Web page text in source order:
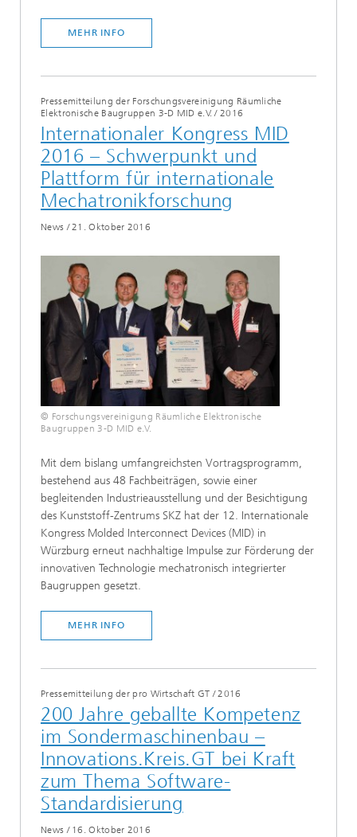
MEHR INFO
Pressemitteilung der Forschungsvereinigung Räumliche
Elektronische Baugruppen 3-D MID e.V. / 2016
Internationaler Kongress MID
2016 – Schwerpunkt und
Plattform für internationale
Mechatronikforschung
News /21. Oktober 2016
© Forschungsvereinigung Räumliche Elektronische
Baugruppen 3-D MID e.V.
Mit dem bislang umfangreichsten Vortragsprogramm,
bestehend aus 48 Fachbeiträgen, sowie einer
begleitenden Industrieausstellung und der Besichtigung
des Kunststoff-Zentrums SKZ hat der 12. Internationale
Kongress Molded Interconnect Devices (MID) in
Würzburg erneut nachhaltige Impulse zur Förderung der
innovativen Technologie mechatronisch integrierter
Baugruppen gesetzt.
MEHR INFO
Pressemitteilung der pro Wirtschaft GT / 2016
200 Jahre geballte Kompetenz
im Sondermaschinenbau –
Innovations.Kreis.GT bei Kraft
zum Thema Software-
Standardisierung
News / 16. Oktober 2016